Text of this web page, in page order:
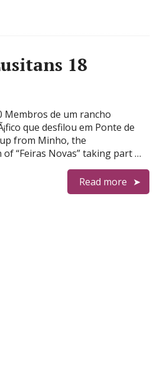
18
Membros de um rancho
que desfilou em Ponte de
from Minho, the
“Feiras Novas” taking part …
Read more